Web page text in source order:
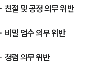
· 친절 및 공정 의무 위반
· 비밀 엄수 의무 위반
· 청렴 의무 위반